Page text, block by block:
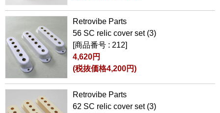
Retrovibe Parts
56 SC relic cover set (3)
[商品番号 : 212]
4,620円
(税抜価格4,200円)
Retrovibe Parts
62 SC relic cover set (3)